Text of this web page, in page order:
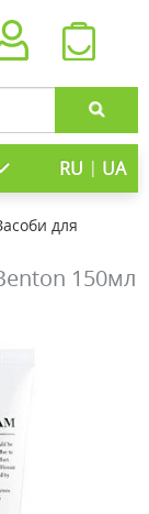
RU | UA
для
150мл